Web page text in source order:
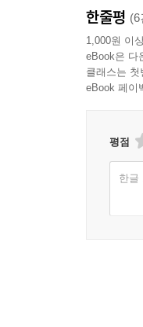
한줄평 (6
1,000원 이
eBook은 다
클래스는
eBook 페이
평점
한글